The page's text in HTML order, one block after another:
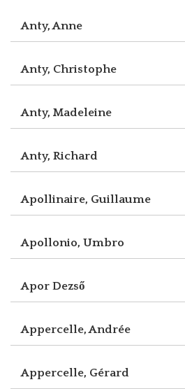
Anty, Anne
Anty, Christophe
Anty, Madeleine
Anty, Richard
Apollinaire, Guillaume
Apollonio, Umbro
Apor Dezső
Appercelle, Andrée
Appercelle, Gérard